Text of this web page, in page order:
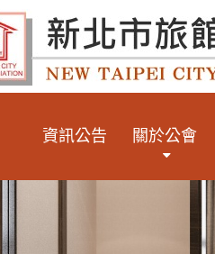
資訊公告 關於公會